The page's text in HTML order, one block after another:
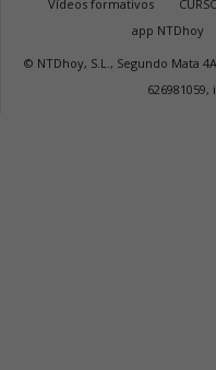
Vídeos formativos
app NTDhoy
© NTDhoy, S.L., Segundo Mata